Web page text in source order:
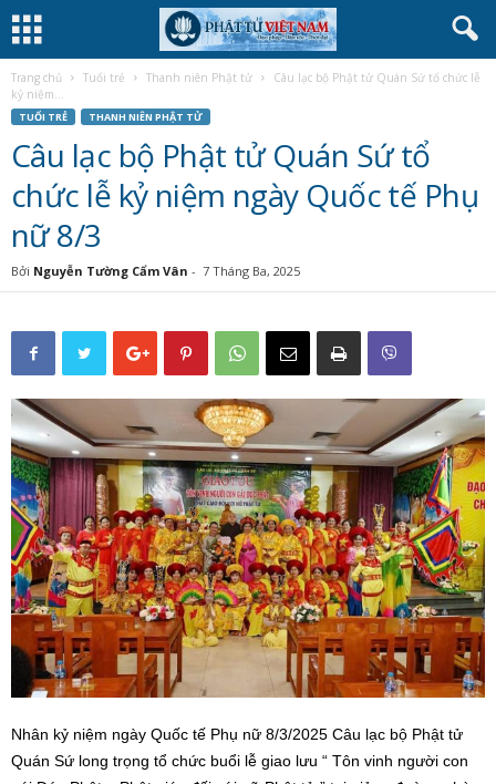
Trang chủ Tuổi trẻ Thanh niên Phật tử
Câu lạc bộ Phật tử Quán Sứ tổ chức lễ
kỷ niệm...
TUỔI TRẺ THANH NIÊN PHẬT TỬ
Câu lạc bộ Phật tử Quán Sứ tổ
chức lễ kỷ niệm ngày Quốc tế Phụ
nữ 8/3
Bởi Nguyễn Tường Cẩm Vân - 7 Tháng Ba, 2025
Nhân kỷ niệm ngày Quốc tế Phụ nữ 8/3/2025 Câu lạc bộ Phật tử
Quán Sứ long trọng tổ chức buổi lễ giao lưu “ Tôn vinh người con